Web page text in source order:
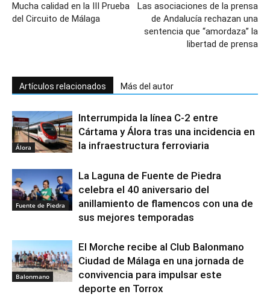
Mucha calidad en la III Prueba
del Circuito de Málaga
Las asociaciones de la prensa
de Andalucía rechazan una
sentencia que “amordaza” la
libertad de prensa
Artículos relacionados Más del autor
Álora
Interrumpida la línea C-2 entre
Cártama y Álora tras una incidencia en
la infraestructura ferroviaria
Fuente de Piedra
La Laguna de Fuente de Piedra
celebra el 40 aniversario del
anillamiento de flamencos con una de
sus mejores temporadas
Balonmano
El Morche recibe al Club Balonmano
Ciudad de Málaga en una jornada de
convivencia para impulsar este
deporte en Torrox